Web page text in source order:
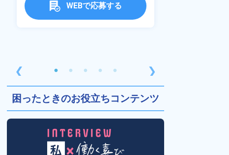
❮
WEBで応募する
❯
困ったときのお役立ちコンテンツ